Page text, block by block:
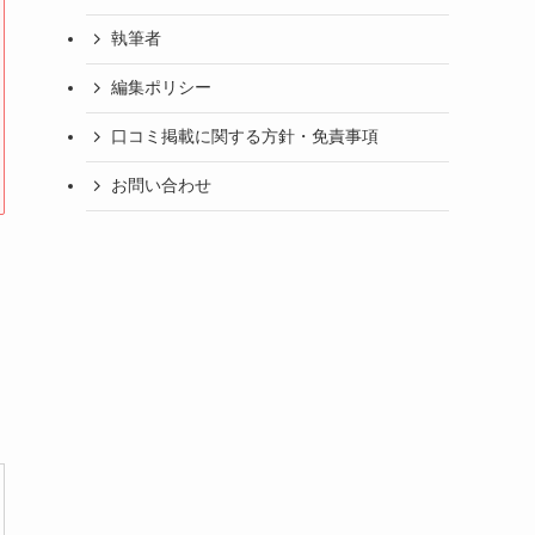
執筆者
編集ポリシー
口コミ掲載に関する方針・免責事項
お問い合わせ